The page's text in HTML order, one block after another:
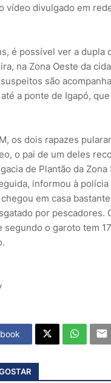
vídeo divulgado em
é possível ver a dupla
na Zona Oeste da
são
a ponte de Igapó,
os dois rapazes
o pai de um deles
de Plantão da
informou à
em casa
por pescadores.
segundo o garoto tem